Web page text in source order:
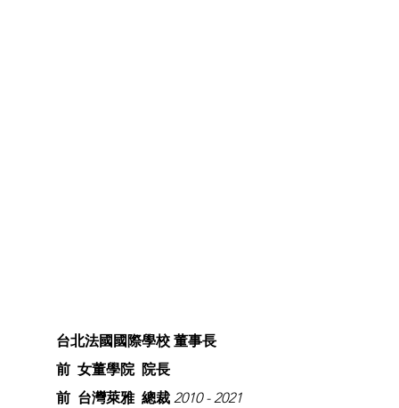
台北法國國際學校 董事長
前  女董學院  院長
前  台灣萊雅  總裁 2010 - 2021